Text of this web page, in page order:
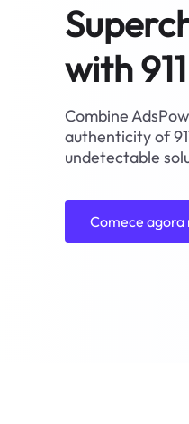
with
Combine
authenticity of
undetectable
Comece agora